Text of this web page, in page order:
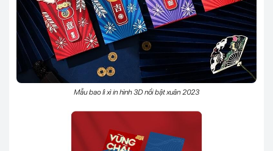
Mẫu bao lì xì in hình 3D nổi bật xuân 2023